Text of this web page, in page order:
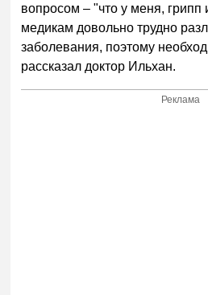
вопросом – "что у меня, грипп
медикам довольно трудно
заболевания, поэтому
рассказал доктор Ильхан.
Реклама